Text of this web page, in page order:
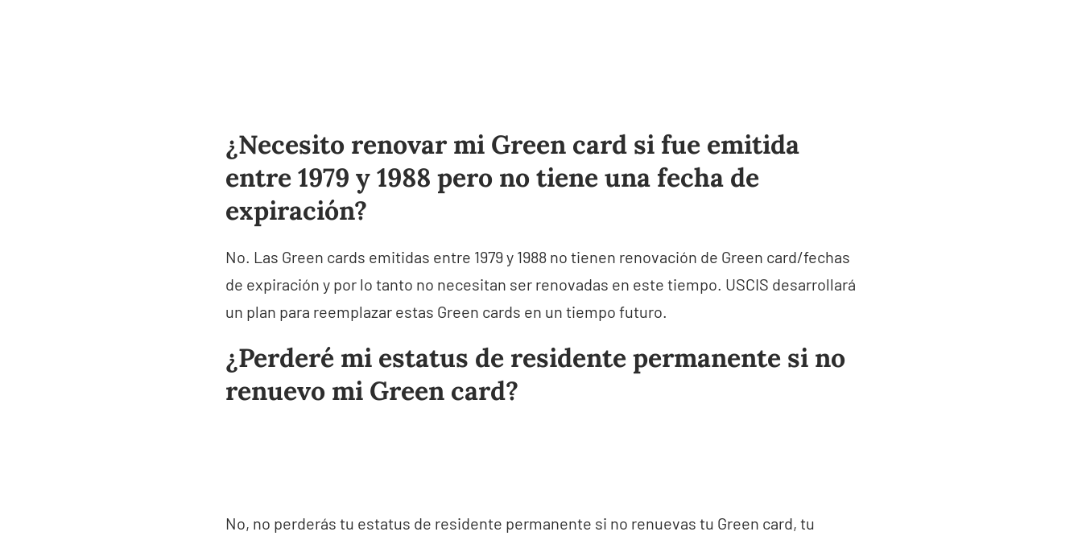
¿Necesito renovar mi Green card si fue emitida
entre 1979 y 1988 pero no tiene una fecha de
expiración?
No. Las Green cards emitidas entre 1979 y 1988 no tienen renovación de Green card/fechas
de expiración y por lo tanto no necesitan ser renovadas en este tiempo. USCIS desarrollará
un plan para reemplazar estas Green cards en un tiempo futuro.
¿Perderé mi estatus de residente permanente si no
renuevo mi Green card?
No, no perderás tu estatus de residente permanente si no renuevas tu Green card, tu